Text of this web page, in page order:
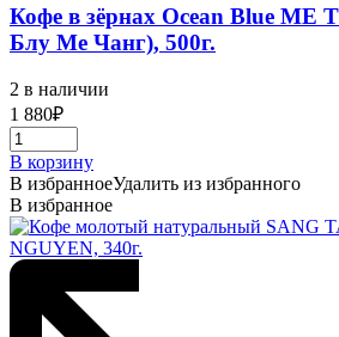
Кофе в зёрнах Ocean Blue ME
Блу Ме Чанг), 500г.
2 в наличии
1 880₽
В корзину
В избранноеУдалить из избранного
В избранное